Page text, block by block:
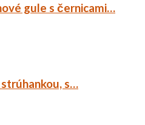
gule s černicami…
s…